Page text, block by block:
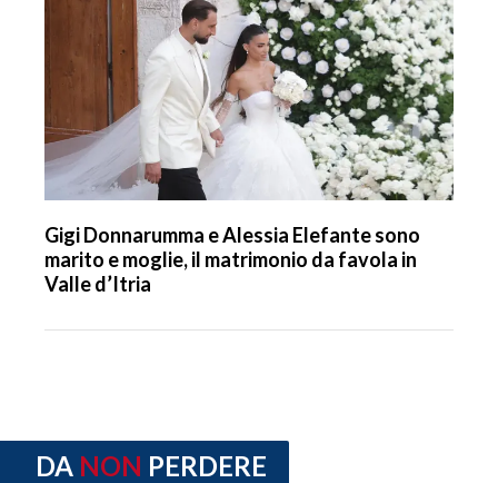
Gigi Donnarumma e Alessia Elefante sono
marito e moglie, il matrimonio da favola in
Valle d’Itria
DA NON PERDERE